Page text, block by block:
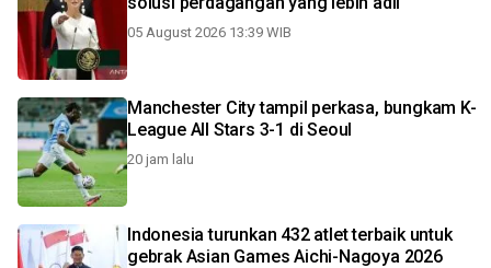
05 August 2026 13:39 WIB
Manchester City tampil perkasa, bungkam K-
League All Stars 3-1 di Seoul
20 jam lalu
Indonesia turunkan 432 atlet terbaik untuk
gebrak Asian Games Aichi-Nagoya 2026